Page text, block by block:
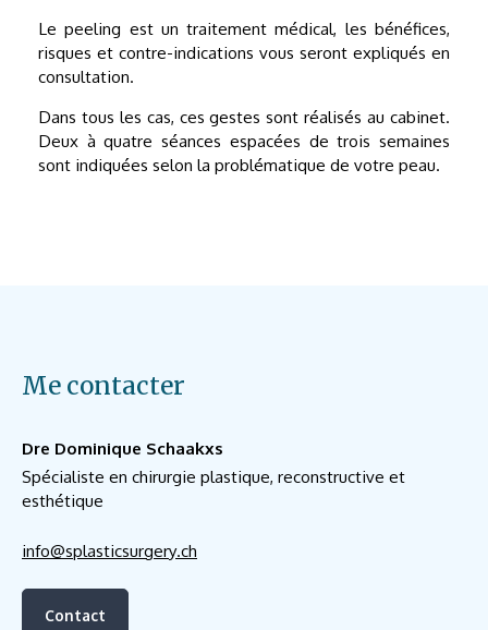
Le peeling est un traitement médical, les bénéfices,
risques et contre-indications vous seront expliqués en
consultation.
Dans tous les cas, ces gestes sont réalisés au cabinet.
Deux à quatre séances espacées de trois semaines
sont indiquées selon la problématique de votre peau.
Me contacter
Dre Dominique Schaakxs
Spécialiste en chirurgie plastique, reconstructive et
esthétique
info@splasticsurgery.ch
Contact